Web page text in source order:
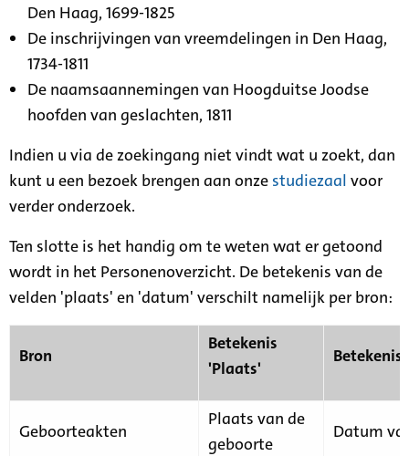
Den Haag, 1699-1825
De inschrijvingen van vreemdelingen in Den Haag,
1734-1811
De naamsaannemingen van Hoogduitse Joodse
hoofden van geslachten, 1811
Indien u via de zoekingang niet vindt wat u zoekt, dan
kunt u een bezoek brengen aan onze studiezaal voor
verder onderzoek.
Ten slotte is het handig om te weten wat er getoond
wordt in het Personenoverzicht. De betekenis van de
velden 'plaats' en 'datum' verschilt namelijk per bron:
Bron
Betekenis
'Plaats'
Geboorteakten
Plaats van de
geboorte
Datum